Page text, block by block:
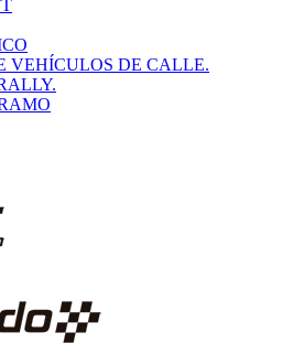
VEHÍCULOS DE CALLE.